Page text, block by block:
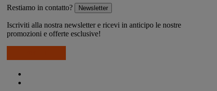
Restiamo in contatto? Newsletter
Iscriviti alla nostra newsletter e ricevi in anticipo le nostre
promozioni e offerte esclusive!